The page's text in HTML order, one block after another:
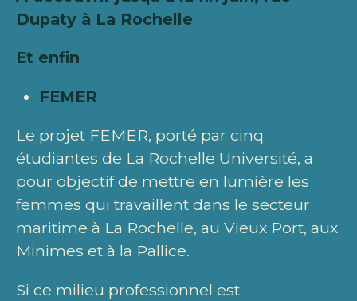
Dupaty à La Rochelle
Et enfin
FEMER
Le projet FEMER, porté par cinq
étudiantes de La Rochelle Université, a
pour objectif de mettre en lumière les
femmes qui travaillent dans le secteur
maritime à La Rochelle, au Vieux Port, aux
Minimes et à la Pallice.
Si ce milieu professionnel est